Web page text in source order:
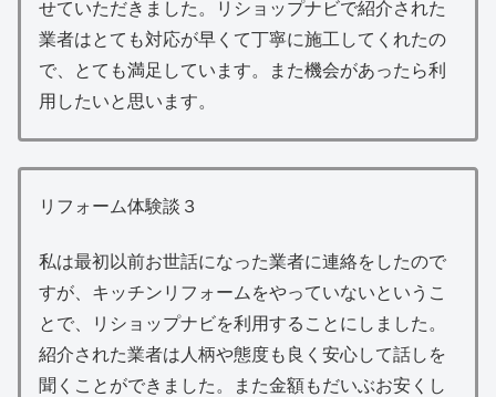
せていただきました。リショップナビで紹介された
業者はとても対応が早くて丁寧に施工してくれたの
で、とても満足しています。また機会があったら利
用したいと思います。
リフォーム体験談３
私は最初以前お世話になった業者に連絡をしたので
すが、キッチンリフォームをやっていないというこ
とで、リショップナビを利用することにしました。
紹介された業者は人柄や態度も良く安心して話しを
聞くことができました。また金額もだいぶお安くし